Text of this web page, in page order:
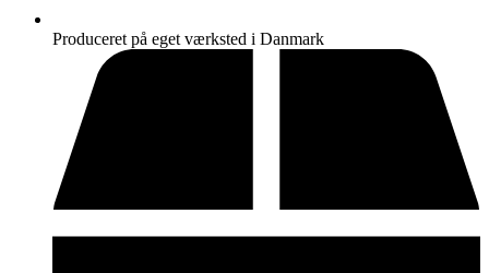
Produceret på eget værksted i Danmark